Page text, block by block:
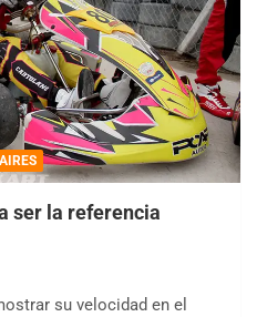
ser la referencia
su velocidad en el